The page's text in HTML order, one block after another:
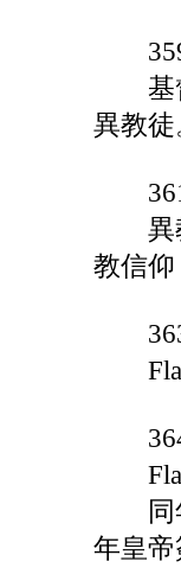
359
基督
異教徒
361
異教
教信仰
363
364
同年
年皇帝